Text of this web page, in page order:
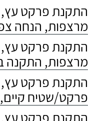
התקנת פרקט עץ,
מרצפות, הנחה
התקנת פרקט עץ,
מרצפות, התקנה
התקנת פרקט עץ,
פרקט/שטיח